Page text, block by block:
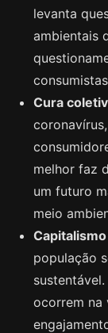
levanta
ambientais
Cura
melhor faz
um futuro
meio
população
ocorrem na